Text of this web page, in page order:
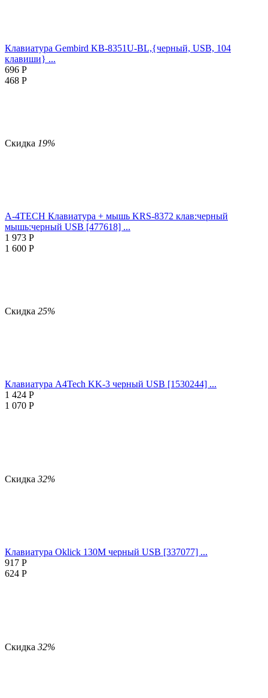
Клавиатура Gembird KB-8351U-BL,{черный, USB, 104
клавиши} ...
696 Р
468 Р
Скидка 19%
A-4TECH Клавиатура + мышь KRS-8372 клав:черный
мышь:черный USB [477618] ...
1 973 Р
1 600 Р
Скидка 25%
Клавиатура A4Tech KK-3 черный USB [1530244] ...
1 424 Р
1 070 Р
Скидка 32%
Клавиатура Oklick 130M черный USB [337077] ...
917 Р
624 Р
Скидка 32%